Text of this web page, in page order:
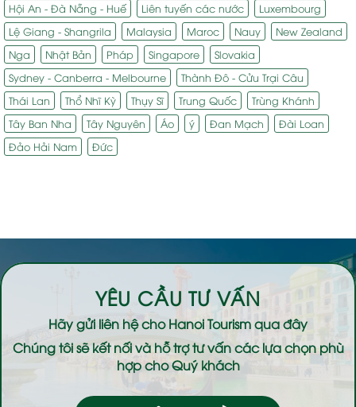
Hội An - Đà Nẵng - Huế
Liên tuyến các nước
Luxembourg
Lệ Giang - Shangrila
Malaysia Maroc Nauy
New Zealand
Nga
Nhật Bản Pháp Singapore
Slovakia
Sydney - Canberra - Melbourne
Thành Đô - Cửu Trại Câu
Thái Lan
Thổ Nhĩ Kỳ Thụy Sĩ Trung Quốc
Trùng Khánh
Tây Ban Nha
Tây Nguyên Áo ý Đan Mạch
Đài Loan
Đảo Hải Nam
Đức
YÊU CẦU TƯ VẤN
Hãy gửi liên hệ choHanoi Tourismqua đây
Chúng tôi sẽ kết nối và hỗ trợ tư vấn các lựa chọn phù
hợp cho Quý khách